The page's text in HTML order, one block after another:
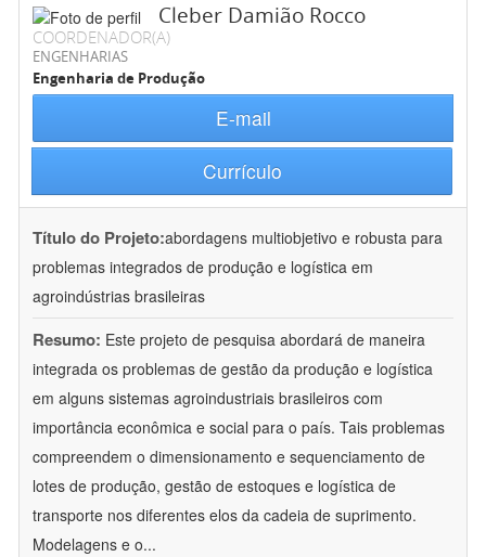
Cleber Damião Rocco
COORDENADOR(A)
ENGENHARIAS
Engenharia de Produção
E-mail
Currículo
Título do Projeto:abordagens multiobjetivo e robusta para
problemas integrados de produção e logística em
agroindústrias brasileiras
Resumo: Este projeto de pesquisa abordará de maneira
integrada os problemas de gestão da produção e logística
em alguns sistemas agroindustriais brasileiros com
importância econômica e social para o país. Tais problemas
compreendem o dimensionamento e sequenciamento de
lotes de produção, gestão de estoques e logística de
transporte nos diferentes elos da cadeia de suprimento.
Modelagens e o...